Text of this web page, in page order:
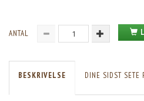
ANTAL
BESKRIVELSE DINE SIDST SETE